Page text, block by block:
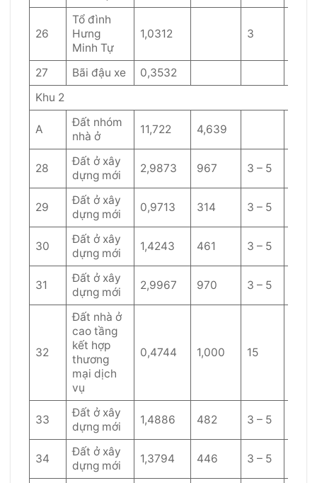
26
Tổ đình
Hưng
Minh Tự
1,0312 3
27 Bãi đậu xe
0,3532
Khu 2
A
Đất nhóm
nhà ở
11,722 4,639
28
Đất ở xây
dựng mới
2,9873 967 3 – 5
29
Đất ở xây
dựng mới
0,9713 314 3 – 5
30
Đất ở xây
dựng mới
1,4243 461 3 – 5
31
Đất ở xây
dựng mới
2,9967 970 3 – 5
32
Đất nhà ở
cao tầng
kết hợp
thương
mại dịch
vụ
0,4744 1,000 15
33
Đất ở xây
dựng mới
1,4886 482 3 – 5
34
Đất ở xây
dựng mới
1,3794 446 3 – 5